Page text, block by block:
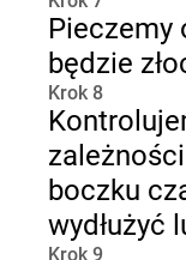
Pieczemy
będzie
Krok 8
boczku
wydłużyć
Krok 9